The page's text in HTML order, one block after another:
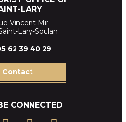
LARY
Vincent Mir
Lary-Soulan
62 39 40 29
Contact
CONNECTED